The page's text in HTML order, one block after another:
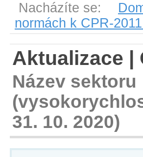
Nacházíte se:
normách k CPR-
Aktualizace |
Název
31. 10. 2020)